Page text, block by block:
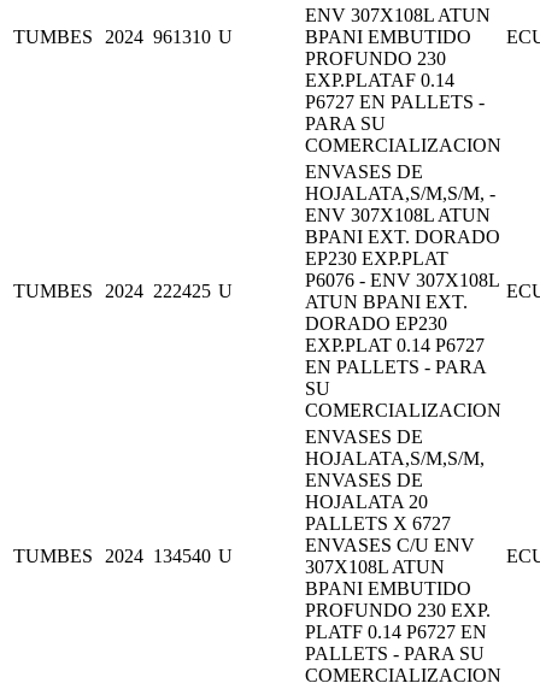
TUMBES 2024 961310 U
ENV 307X108L ATUN
BPANI EMBUTIDO
PROFUNDO 230
EXP.PLATAF 0.14
P6727 EN PALLETS -
PARA SU
COMERCIALIZACION
TUMBES 2024 222425 U
ENVASES DE
HOJALATA,S/M,S/M, -
ENV 307X108L ATUN
BPANI EXT. DORADO
EP230 EXP.PLAT
P6076 - ENV 307X108L
ATUN BPANI EXT.
DORADO EP230
EXP.PLAT 0.14 P6727
EN PALLETS - PARA
SU
COMERCIALIZACION
TUMBES 2024 134540 U
ENVASES DE
HOJALATA,S/M,S/M,
ENVASES DE
HOJALATA 20
PALLETS X 6727
ENVASES C/U ENV
307X108L ATUN
BPANI EMBUTIDO
PROFUNDO 230 EXP.
PLATF 0.14 P6727 EN
PALLETS - PARA SU
COMERCIALIZACION